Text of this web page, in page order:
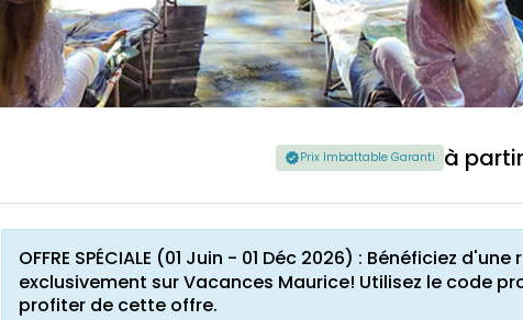
Prix Imbattable Garanti à
OFFRE SPÉCIALE (01 Juin - 01 Déc 2026) : Bénéficiez
exclusivement sur Vacances Maurice! Utilisez le code
profiter de cette offre.